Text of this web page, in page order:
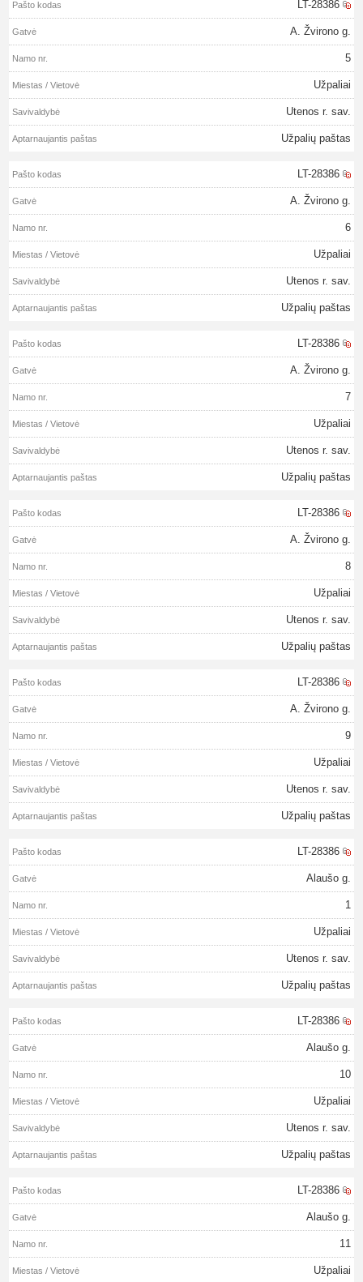
LT-28386
A. Žvirono g.
5
Užpaliai
Utenos r. sav.
Užpalių paštas
LT-28386
A. Žvirono g.
6
Užpaliai
Utenos r. sav.
Užpalių paštas
LT-28386
A. Žvirono g.
7
Užpaliai
Utenos r. sav.
Užpalių paštas
LT-28386
A. Žvirono g.
8
Užpaliai
Utenos r. sav.
Užpalių paštas
LT-28386
A. Žvirono g.
9
Užpaliai
Utenos r. sav.
Užpalių paštas
LT-28386
Alaušo g.
1
Užpaliai
Utenos r. sav.
Užpalių paštas
LT-28386
Alaušo g.
10
Užpaliai
Utenos r. sav.
Užpalių paštas
LT-28386
Alaušo g.
11
Užpaliai